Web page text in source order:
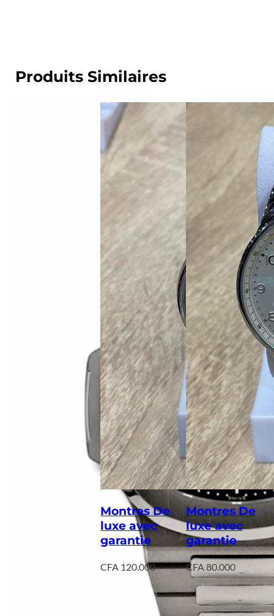
Produits Similaires
Montres De
luxe avec
garantie
CFA 120.000
Montres De
luxe avec
garantie
CFA80.000